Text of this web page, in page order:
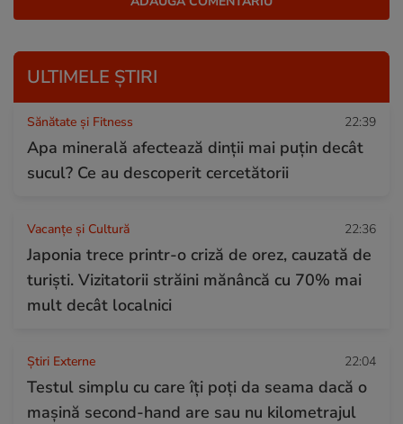
ULTIMELE ȘTIRI
Sănătate și Fitness 22:39
Apa minerală afectează dinții mai puțin decât
sucul? Ce au descoperit cercetătorii
Vacanțe și Cultură 22:36
Japonia trece printr-o criză de orez, cauzată de
turiști. Vizitatorii străini mănâncă cu 70% mai
mult decât localnici
Știri Externe 22:04
Testul simplu cu care îți poți da seama dacă o
mașină second-hand are sau nu kilometrajul